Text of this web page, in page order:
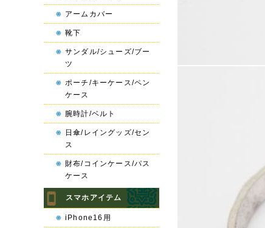
アームカバー
靴下
サンダル/シューズ/ブー
ツ
ポーチ/キーケース/ペン
ケース
腕時計/ベルト
日傘/レイングッズ/セン
ス
財布/コインケース/パス
ケース
スマホアイテム
iPhone16用